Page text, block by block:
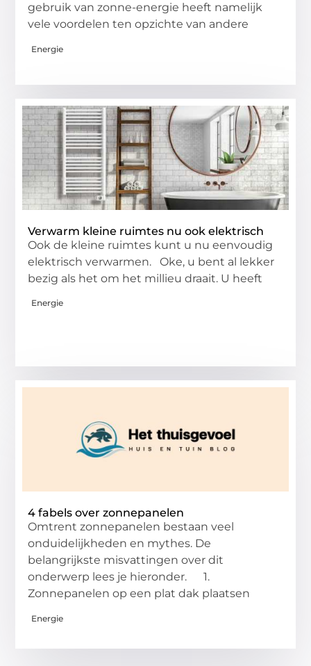
gebruik van zonne-energie heeft namelijk
vele voordelen ten opzichte van andere
Energie
Verwarm kleine ruimtes nu ook elektrisch
Ook de kleine ruimtes kunt u nu eenvoudig
elektrisch verwarmen. Oke, u bent al lekker
bezig als het om het millieu draait. U heeft
Energie
4 fabels over zonnepanelen
Omtrent zonnepanelen bestaan veel
onduidelijkheden en mythes. De
belangrijkste misvattingen over dit
onderwerp lees je hieronder. 1.
Zonnepanelen op een plat dak plaatsen
Energie